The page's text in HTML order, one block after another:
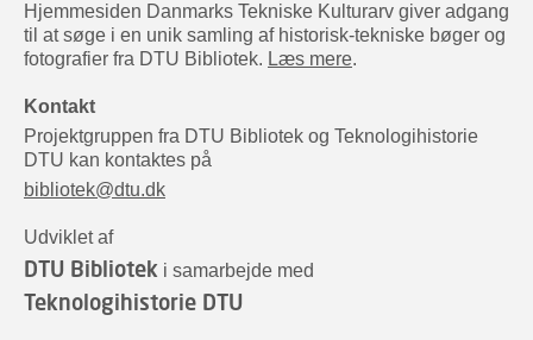
Hjemmesiden Danmarks Tekniske Kulturarv giver adgang
til at søge i en unik samling af historisk-tekniske bøger og
fotografier fra DTU Bibliotek. Læs mere.
Kontakt
Projektgruppen fra DTU Bibliotek og Teknologihistorie
DTU kan kontaktes på
bibliotek@dtu.dk
Udviklet af
DTU Bibliotek i samarbejde med
Teknologihistorie DTU